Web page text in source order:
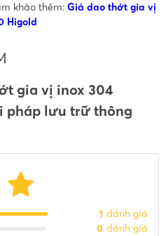
khảo thêm: Giá dao thớt gia vị
Higold
gia vị inox 304
pháp lưu trữ thông
1 đánh giá
0 đánh giá